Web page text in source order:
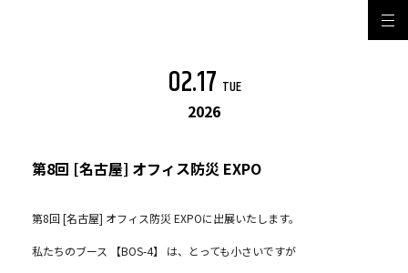
02.17 TUE
2026
第8回 [名古屋] オフィス防災 EXPO
第8回 [名古屋] オフィス防災 EXPOに出展いたします。
私たちのブース 【BOS-4】 は、とっても小さいですが